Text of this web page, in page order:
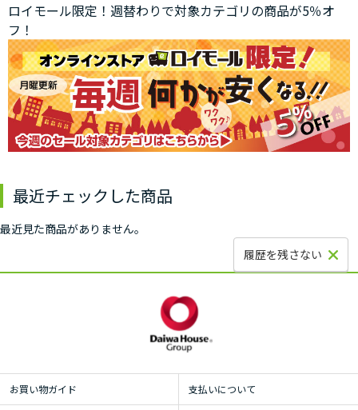
ロイモール限定！週替わりで対象カテゴリの商品が5％オ
フ！
最近チェックした商品
最近見た商品がありません。
履歴を残さない
お買い物ガイド 支払いについて